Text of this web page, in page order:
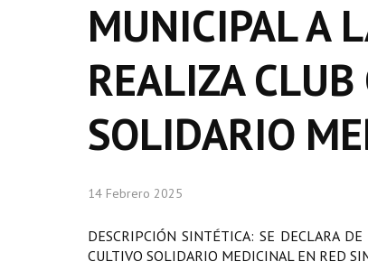
MUNICIPAL A
REALIZA CLUB
SOLIDARIO
14 Febrero 2025
DESCRIPCIÓN SINTÉTICA: SE DECLARA
CULTIVO SOLIDARIO MEDICINAL EN RED